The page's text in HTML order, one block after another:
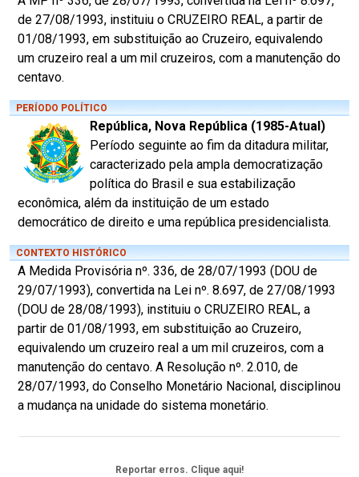
de 27/08/1993, instituiu o CRUZEIRO REAL, a partir de
01/08/1993, em substituição ao Cruzeiro, equivalendo
um cruzeiro real a um mil cruzeiros, com a manutenção do
centavo.
PERÍODO POLÍTICO
República, Nova República (1985-Atual)
Período seguinte ao fim da ditadura militar,
caracterizado pela ampla democratização
política do Brasil e sua estabilização
econômica, além da instituição de um estado
democrático de direito e uma república presidencialista.
CONTEXTO HISTÓRICO
A Medida Provisória nº. 336, de 28/07/1993 (DOU de
29/07/1993), convertida na Lei nº. 8.697, de 27/08/1993
(DOU de 28/08/1993), instituiu o CRUZEIRO REAL, a
partir de 01/08/1993, em substituição ao Cruzeiro,
equivalendo um cruzeiro real a um mil cruzeiros, com a
manutenção do centavo. A Resolução nº. 2.010, de
28/07/1993, do Conselho Monetário Nacional, disciplinou
a mudança na unidade do sistema monetário.
Reportar erros. Clique aqui!